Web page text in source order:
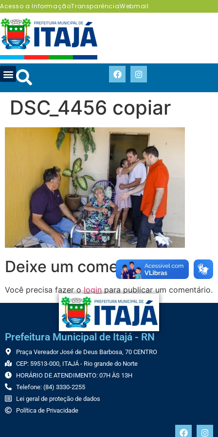
Acesso a InformaçãoTransparênciaWebmail
DSC_4456 copiar
Deixe um comentário
Você precisa fazer ologinpara publicar um comentário.
Prefeitura Municipal de Itajá - RN
Praça Vereador José de Deus Barbosa, 70 CENTRO
CEP: 59513-000, ITAJÁ - Rio grande do Norte
HORÁRIO DE ATENDIMENTO: 07H ÀS 13H
Telefone: (84) 3330-2255
Lei geral de proteção de dados
Política de Privacidade